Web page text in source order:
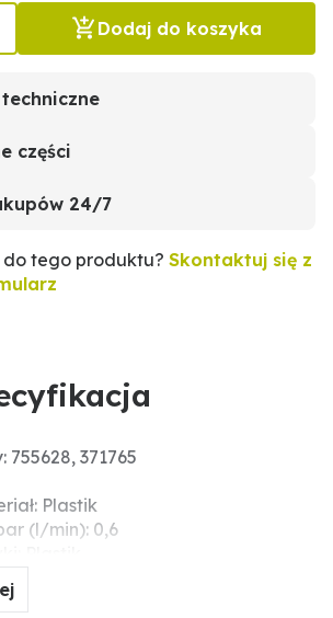
Dodaj do koszyka
części
24/7
do tego produktu? Skontaktuj się z
371765
Plastik
(l/min): 0,6
płaskostrumieniowa